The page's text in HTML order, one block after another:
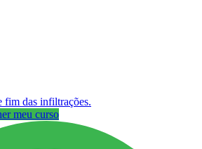
fim das infiltrações.
meu curso